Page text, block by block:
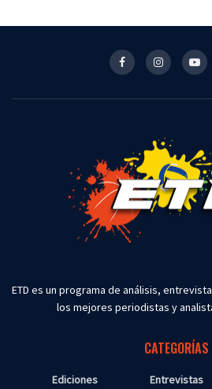
ETD es un programa de análisis,
los mejores periodistas y
CATEGORÍAS
Ediciones
Entrevistas